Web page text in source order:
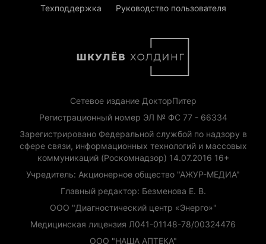
Техподдержка
Руководство пользователя
Сетевое издание ДокторПитер
Регистрационный номер ЭЛ № ФС 77 - 66334
Зарегистрировано Федеральной службой по надзору в
сфере связи, информационных технологий и массовых
коммуникаций (Роскомнадзор) 14.07.2016 16+
Учредитель: Акционерное общество "АЖУР-МЕДИА"
Главный редактор: Безменова Е. В.
ООО "Диагностический центр «Энерго»"
Медицинская лицензия Л041-01148-78/00324476
ООО "НАША АПТЕКА"